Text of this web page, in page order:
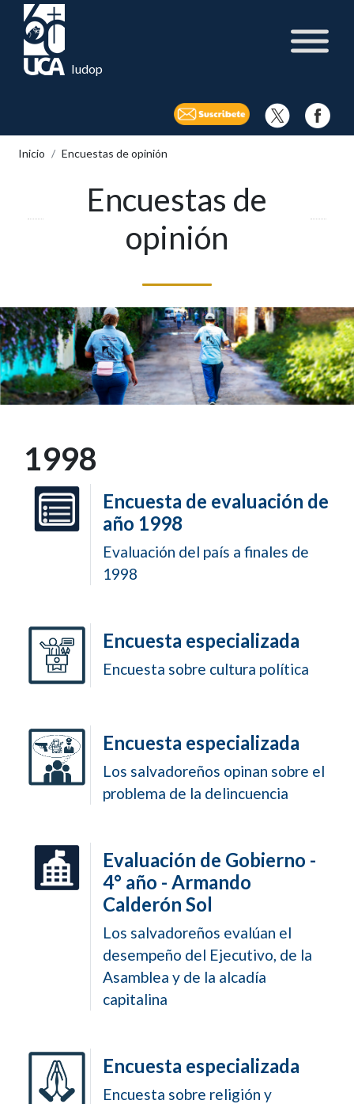
Iudop
Inicio Encuestas de opinión
Encuestas de
opinión
1998
Encuesta de evaluación de
año 1998
Evaluación del país a finales de
1998
Encuesta especializada
Encuesta sobre cultura política
Encuesta especializada
Los salvadoreños opinan sobre el
problema de la delincuencia
Evaluación de Gobierno -
4° año - Armando
Calderón Sol
Los salvadoreños evalúan el
desempeño del Ejecutivo, de la
Asamblea y de la alcadía
capitalina
Encuesta especializada
Encuesta sobre religión y